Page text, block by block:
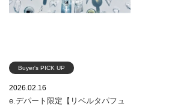
Buyer's PICK UP
リベルタパフューム
フレグランス そごう西武
2026.02.16
e.デパート限定【リベルタパフュ